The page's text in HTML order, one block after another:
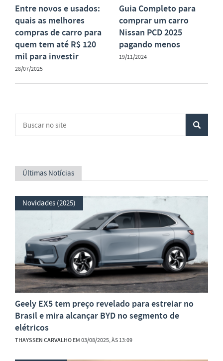
Entre novos e usados:
quais as melhores
compras de carro para
quem tem até R$ 120
mil para investir
28/07/2025
Guia Completo para
comprar um carro
Nissan PCD 2025
pagando menos
19/11/2024
Últimas Notícias
Novidades (2025)
Geely EX5 tem preço revelado para estreiar no
Brasil e mira alcançar BYD no segmento de
elétricos
THAYSSEN CARVALHOEM 03/08/2025, ÀS 13:09